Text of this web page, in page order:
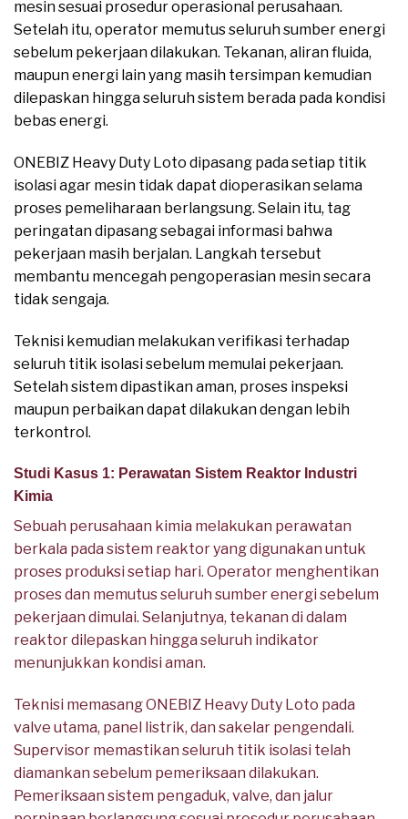
mesin sesuai prosedur operasional perusahaan.
Setelah itu, operator memutus seluruh sumber energi
sebelum pekerjaan dilakukan. Tekanan, aliran fluida,
maupun energi lain yang masih tersimpan kemudian
dilepaskan hingga seluruh sistem berada pada kondisi
bebas energi.
ONEBIZ Heavy Duty Loto dipasang pada setiap titik
isolasi agar mesin tidak dapat dioperasikan selama
proses pemeliharaan berlangsung. Selain itu, tag
peringatan dipasang sebagai informasi bahwa
pekerjaan masih berjalan. Langkah tersebut
membantu mencegah pengoperasian mesin secara
tidak sengaja.
Teknisi kemudian melakukan verifikasi terhadap
seluruh titik isolasi sebelum memulai pekerjaan.
Setelah sistem dipastikan aman, proses inspeksi
maupun perbaikan dapat dilakukan dengan lebih
terkontrol.
Studi Kasus 1: Perawatan Sistem Reaktor Industri
Kimia
Sebuah perusahaan kimia melakukan perawatan
berkala pada sistem reaktor yang digunakan untuk
proses produksi setiap hari. Operator menghentikan
proses dan memutus seluruh sumber energi sebelum
pekerjaan dimulai. Selanjutnya, tekanan di dalam
reaktor dilepaskan hingga seluruh indikator
menunjukkan kondisi aman.
Teknisi memasang ONEBIZ Heavy Duty Loto pada
valve utama, panel listrik, dan sakelar pengendali.
Supervisor memastikan seluruh titik isolasi telah
diamankan sebelum pemeriksaan dilakukan.
Pemeriksaan sistem pengaduk, valve, dan jalur